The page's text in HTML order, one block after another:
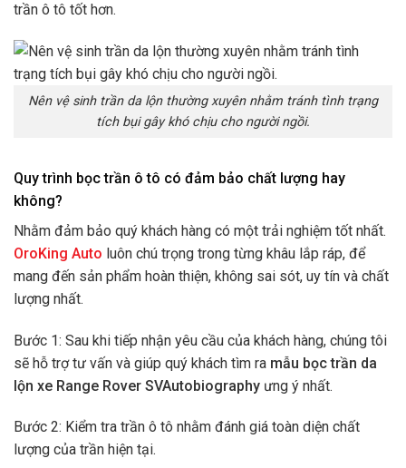
trần ô tô tốt hơn.
Nên vệ sinh trần da lộn thường xuyên nhằm tránh tình trạng
tích bụi gây khó chịu cho người ngồi.
Quy trình bọc trần ô tô có đảm bảo chất lượng hay
không?
Nhằm đảm bảo quý khách hàng có một trải nghiệm tốt nhất.
OroKing Auto luôn chú trọng trong từng khâu lắp ráp, để
mang đến sản phẩm hoàn thiện, không sai sót, uy tín và chất
lượng nhất.
Bước 1: Sau khi tiếp nhận yêu cầu của khách hàng, chúng tôi
sẽ hỗ trợ tư vấn và giúp quý khách tìm ra mẫu bọc trần da
lộn xe Range Rover SVAutobiography ưng ý nhất.
Bước 2: Kiểm tra trần ô tô nhằm đánh giá toàn diện chất
lượng của trần hiện tại.